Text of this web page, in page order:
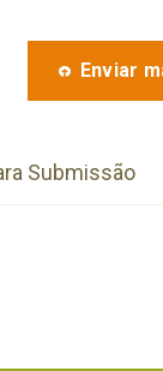
Enviar
Submissão